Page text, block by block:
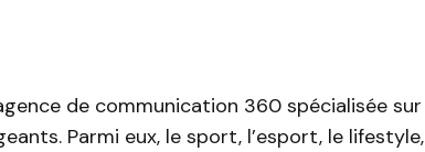
de communication 360 spécialisée sur
Parmi eux, le sport, l’esport, le lifestyle,